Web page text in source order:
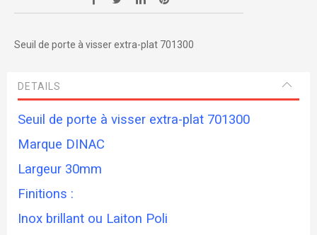
Seuil de porte à visser extra-plat 701300
DETAILS
Seuil de porte à visser extra-plat 701300
Marque DINAC
Largeur 30mm
Finitions :
Inox brillant ou Laiton Poli